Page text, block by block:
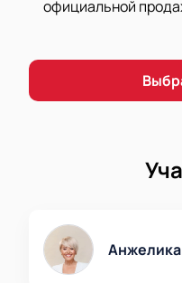
схему.
Почувствуйте
любимых артистов и
официальной